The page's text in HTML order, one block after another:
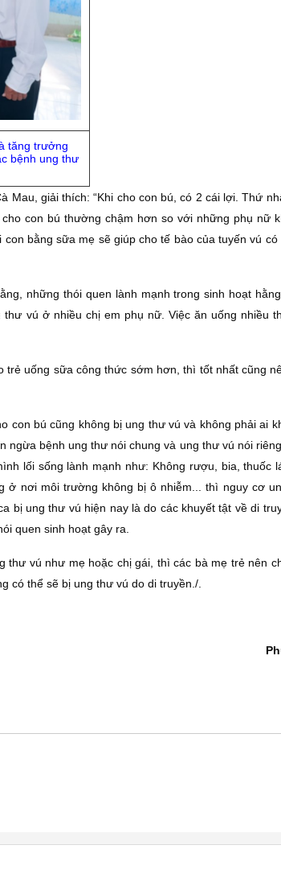
tăng trưởng
bệnh ung thư
Mau, giải thích: “Khi cho con bú, có 2 cái lợi. Thứ
con bú thường chậm hơn so với những phụ nữ
bằng sữa mẹ sẽ giúp cho tế bào của tuyến vú có
những thói quen lành mạnh trong sinh hoạt
vú ở nhiều chị em phụ nữ. Việc ăn uống nhiều
uống sữa công thức sớm hơn, thì tốt nhất cũng
con bú cũng không bị ung thư vú và không phải ai
ngừa bệnh ung thư nói chung và ung thư vú nói
lối sống lành mạnh như: Không rượu, bia, thuốc
ở nơi môi trường không bị ô nhiễm... thì nguy cơ
bị ung thư vú hiện nay là do các khuyết tật về di
quen sinh hoạt gây ra.
vú như mẹ hoặc chị gái, thì các bà mẹ trẻ nên
có thể sẽ bị ung thư vú do di truyền./.